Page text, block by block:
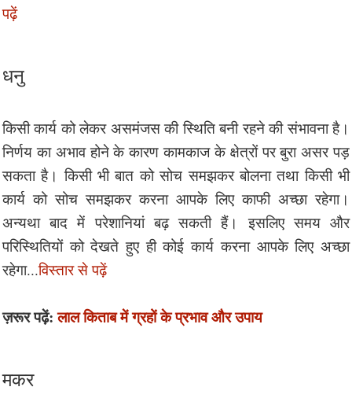
पढ़ें
धनु
किसी कार्य को लेकर असमंजस की स्थिति बनी रहने की संभावना है।
निर्णय का अभाव होने के कारण कामकाज के क्षेत्रों पर बुरा असर पड़
सकता है। किसी भी बात को सोच समझकर बोलना तथा किसी भी
कार्य को सोच समझकर करना आपके लिए काफी अच्छा रहेगा।
अन्यथा बाद में परेशानियां बढ़ सकती हैं। इसलिए समय और
परिस्थितियों को देखते हुए ही कोई कार्य करना आपके लिए अच्छा
रहेगा...विस्तार से पढ़ें
ज़रूर पढ़ें:लाल किताब में ग्रहों के प्रभाव और उपाय
मकर